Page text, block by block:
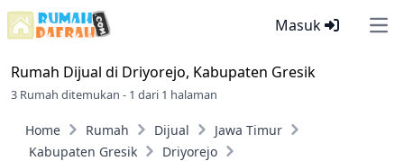
Masuk
Rumah Dijual di Driyorejo, Kabupaten Gresik
3 Rumah ditemukan - 1 dari 1 halaman
Home Rumah Dijual
Jawa Timur
Kabupaten Gresik
Driyorejo